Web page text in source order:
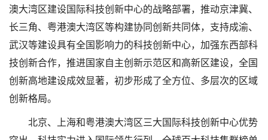
澳大湾区建设国际科技创新中心的战略部署，推动京津冀、
长三角、粤港澳大湾区等构建协同创新共同体，支持成渝、
武汉等建设具有全国影响力的科技创新中心，加强东西部科
技创新合作，推进国家自主创新示范区和高新区建设，全国
创新高地建设成效显著，初步形成了全方位、多层次的区域
创新格局。
北京、上海和粤港澳大湾区三大国际科技创新中心优势